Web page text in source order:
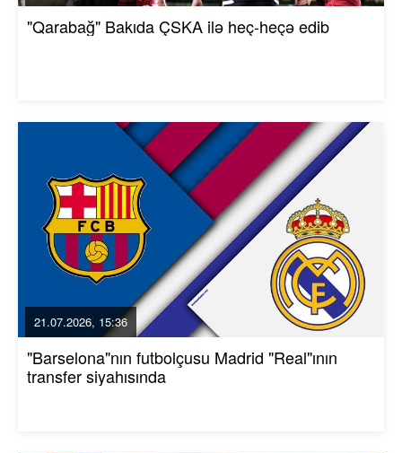
"Qarabağ" Bakıda ÇSKA ilə heç-heçə edib
21.07.2026, 15:36
"Barselona"nın futbolçusu Madrid "Real"ının
transfer siyahısında